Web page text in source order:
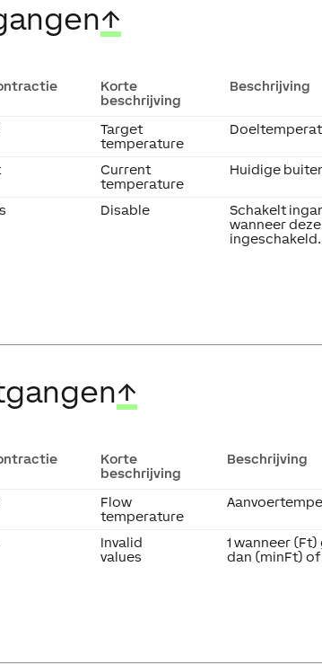
↑
Korte
beschrijving
Beschrijving
Target
temperature
Current
temperature
Huidige
Disable
Schakelt
wanneer deze
ingeschakeld.
↑
Korte
beschrijving
Beschrijving
Flow
temperature
Invalid
values
1 wanneer
dan (minFt)